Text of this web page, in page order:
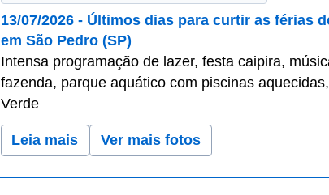
13/07/2026 - Últimos dias para curtir as férias
em São Pedro (SP)
Intensa programação de lazer, festa caipira,
fazenda, parque aquático com piscinas
Verde
Leia mais Ver mais fotos